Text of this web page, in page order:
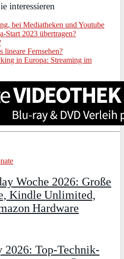
interessieren
bei Mediatheken und Youtube
Start 2023 übertragen?
lineare Fernsehen?
in Europa: Streaming im
Woche 2026: Große
Kindle Unlimited,
Hardware
2026: Top-Technik-